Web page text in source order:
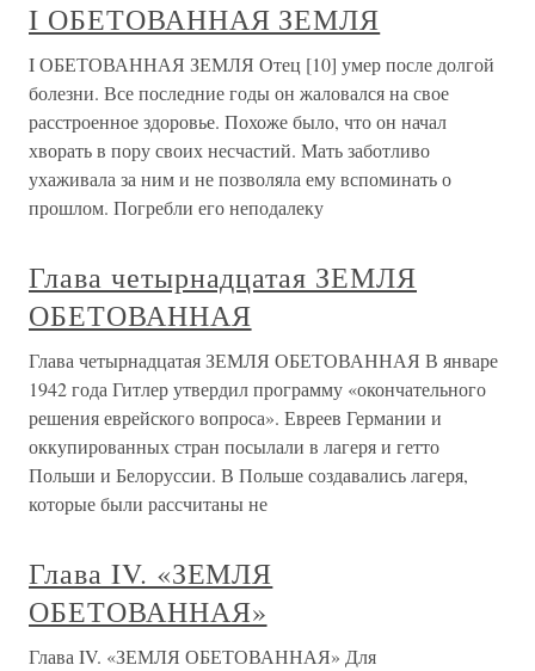
I ОБЕТОВАННАЯ ЗЕМЛЯ
I ОБЕТОВАННАЯ ЗЕМЛЯ Отец [10] умер после долгой
болезни. Все последние годы он жаловался на свое
расстроенное здоровье. Похоже было, что он начал
хворать в пору своих несчастий. Мать заботливо
ухаживала за ним и не позволяла ему вспоминать о
прошлом. Погребли его неподалеку
Глава четырнадцатая ЗЕМЛЯ
ОБЕТОВАННАЯ
Глава четырнадцатая ЗЕМЛЯ ОБЕТОВАННАЯ В январе
1942 года Гитлер утвердил программу «окончательного
решения еврейского вопроса». Евреев Германии и
оккупированных стран посылали в лагеря и гетто
Польши и Белоруссии. В Польше создавались лагеря,
которые были рассчитаны не
Глава IV. «ЗЕМЛЯ
ОБЕТОВАННАЯ»
Глава IV. «ЗЕМЛЯ ОБЕТОВАННАЯ» Для